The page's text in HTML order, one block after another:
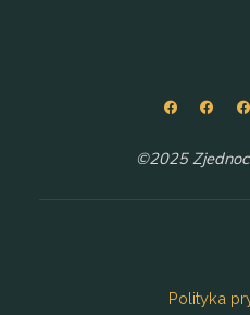
©2025
Polityka